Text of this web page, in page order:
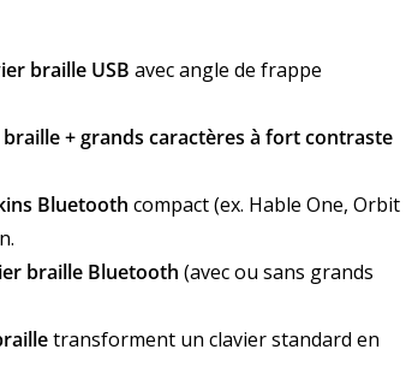
braille USB avec angle de frappe
braille + grands caractères à fort contraste
Bluetooth compact (ex. Hable One, Orbit
braille Bluetooth (avec ou sans grands
transforment un clavier standard en